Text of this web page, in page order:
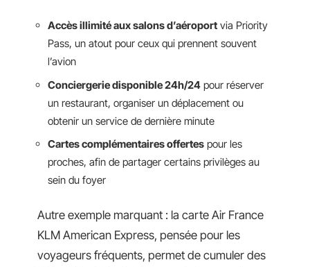
Accès illimité aux salons d’aéroport via Priority
Pass, un atout pour ceux qui prennent souvent
l’avion
Conciergerie disponible 24h/24 pour réserver
un restaurant, organiser un déplacement ou
obtenir un service de dernière minute
Cartes complémentaires offertes pour les
proches, afin de partager certains privilèges au
sein du foyer
Autre exemple marquant : la carte Air France
KLM American Express, pensée pour les
voyageurs fréquents, permet de cumuler des